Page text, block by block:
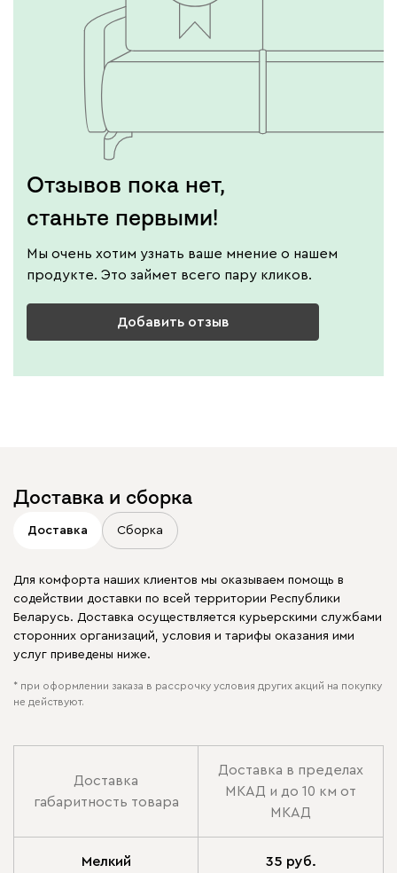
Отзывов пока нет,
станьте первыми!
Мы очень хотим узнать ваше мнение о нашем
продукте. Это займет всего пару кликов.
Добавить отзыв
Доставка и сборка
Доставка Сборка
Для комфорта наших клиентов мы оказываем помощь в
содействии доставки по всей территории Республики
Беларусь. Доставка осуществляется курьерскими службами
сторонних организаций, условия и тарифы оказания ими
услуг приведены ниже.
* при оформлении заказа в рассрочку условия других акций на покупку
не действуют.
Доставка
габаритность товара
Доставка в пределах
МКАД и до 10 км от
МКАД
Мелкий 35 руб.